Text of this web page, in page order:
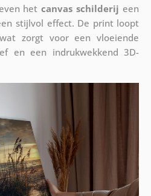
hetcanvas schilderij een
stijlvol effect. De print loopt
zorgt voor een vloeiende
en een indrukwekkend 3D-